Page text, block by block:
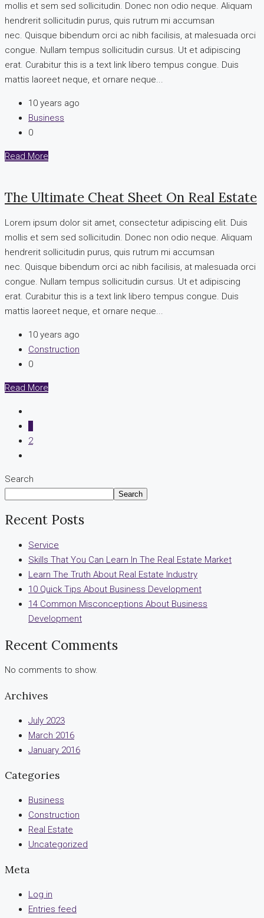
mollis et sem sed sollicitudin. Donec non odio neque. Aliquam
hendrerit sollicitudin purus, quis rutrum mi accumsan
nec. Quisque bibendum orci ac nibh facilisis, at malesuada orci
congue. Nullam tempus sollicitudin cursus. Ut et adipiscing
erat. Curabitur this is a text link libero tempus congue. Duis
mattis laoreet neque, et ornare neque...
10 years ago
Business
0
Read More
The Ultimate Cheat Sheet On Real Estate
Lorem ipsum dolor sit amet, consectetur adipiscing elit. Duis
mollis et sem sed sollicitudin. Donec non odio neque. Aliquam
hendrerit sollicitudin purus, quis rutrum mi accumsan
nec. Quisque bibendum orci ac nibh facilisis, at malesuada orci
congue. Nullam tempus sollicitudin cursus. Ut et adipiscing
erat. Curabitur this is a text link libero tempus congue. Duis
mattis laoreet neque, et ornare neque...
10 years ago
Construction
0
Read More
2
Search
Search
Recent Posts
Service
Skills That You Can Learn In The Real Estate Market
Learn The Truth About Real Estate Industry
10 Quick Tips About Business Development
14 Common Misconceptions About Business
Development
Recent Comments
No comments to show.
Archives
July 2023
March 2016
January 2016
Categories
Business
Construction
Real Estate
Uncategorized
Meta
Log in
Entries feed